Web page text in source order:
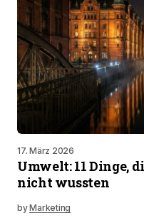
17. März 2026
Umwelt: 11 Dinge,
nicht wussten
byMarketing